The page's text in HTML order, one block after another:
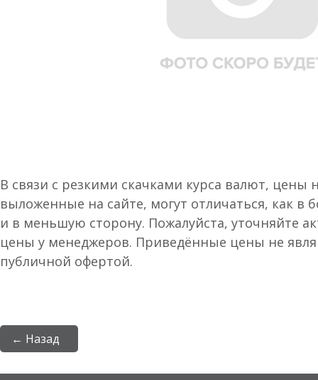
В связи с резкими скачками курса валют, цены
выложенные на сайте, могут отличаться, как в
и в меньшую сторону. Пожалуйста, уточняйте
цены у менеджеров. Приведённые цены не
публичной офертой.
← Назад